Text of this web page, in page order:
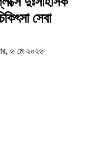
সেবা
৬ মে ২০২৬